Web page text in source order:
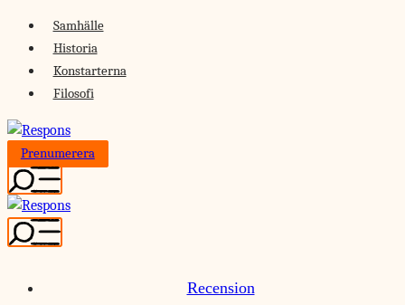
Skip
content
Samhälle
Historia
Konstarterna
Filosofi
Prenumerera
Recension